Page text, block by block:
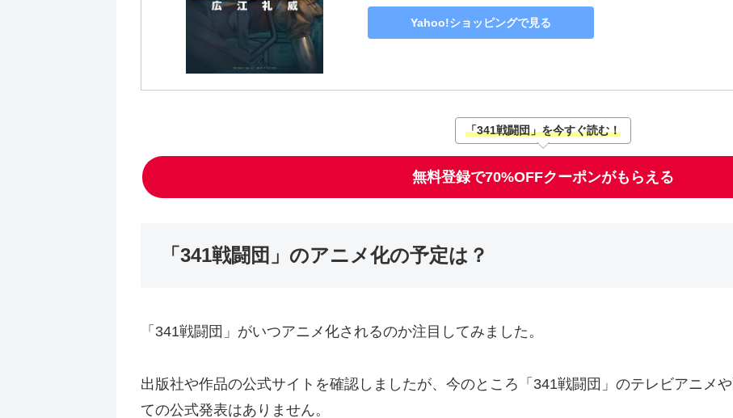
Yahoo!ショッピングで見る
「341戦闘団」を今すぐ読む！
無料登録で70%OFFクーポンがもらえる
「341戦闘団」のアニメ化の予定は？
「341戦闘団」がいつアニメ化されるのか注目してみました。
出版社や作品の公式サイトを確認しましたが、今のところ「341戦闘団」のテレビアニメ
ての公式発表はありません。